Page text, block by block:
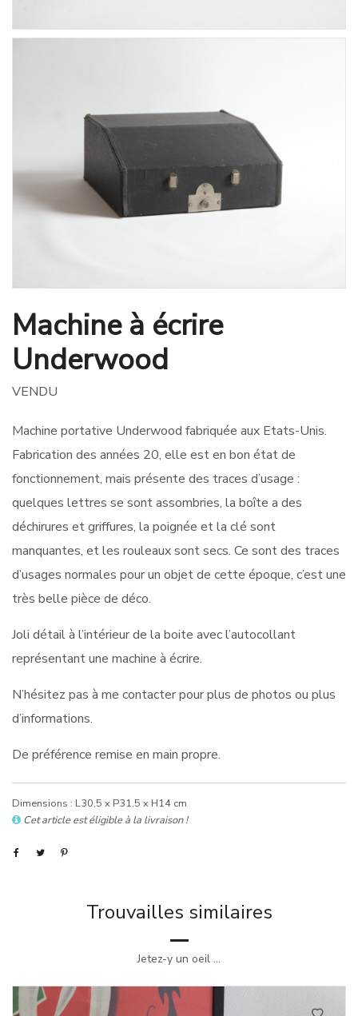
Machine à écrire
Underwood
VENDU
Machine portative Underwood fabriquée aux Etats-Unis.
Fabrication des années 20, elle est en bon état de
fonctionnement, mais présente des traces d’usage :
quelques lettres se sont assombries, la boîte a des
déchirures et griffures, la poignée et la clé sont
manquantes, et les rouleaux sont secs. Ce sont des traces
d’usages normales pour un objet de cette époque, c’est une
très belle pièce de déco.
Joli détail à l’intérieur de la boite avec l’autocollant
représentant une machine à écrire.
N’hésitez pas à me contacter pour plus de photos ou plus
d’informations.
De préférence remise en main propre.
Dimensions : L30,5 x P31,5 x H14 cm
Cet article est éligible à la livraison !
Trouvailles similaires
Jetez-y un oeil ...